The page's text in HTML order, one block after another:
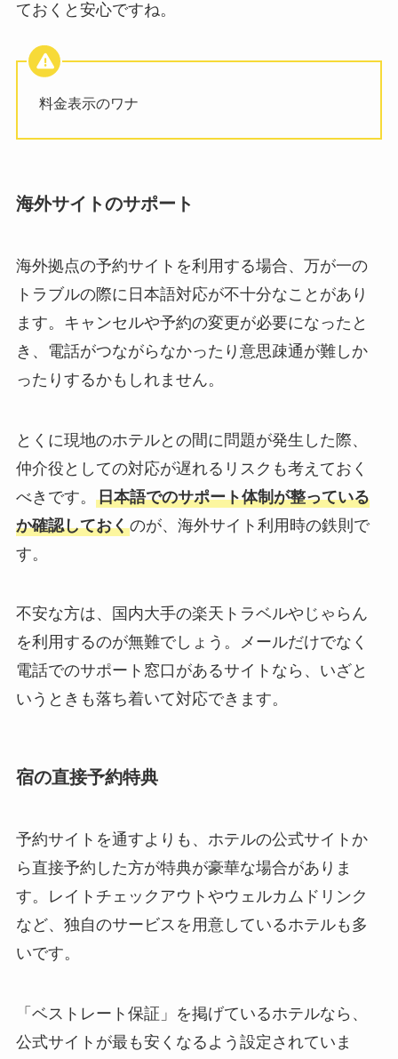
ておくと安心ですね。
料金表示のワナ
海外サイトのサポート
海外拠点の予約サイトを利用する場合、万が一の
トラブルの際に日本語対応が不十分なことがあり
ます。キャンセルや予約の変更が必要になったと
き、電話がつながらなかったり意思疎通が難しか
ったりするかもしれません。
とくに現地のホテルとの間に問題が発生した際、
仲介役としての対応が遅れるリスクも考えておく
べきです。 日本語でのサポート体制が整っている
か確認しておくのが、海外サイト利用時の鉄則で
す。
不安な方は、国内大手の楽天トラベルやじゃらん
を利用するのが無難でしょう。メールだけでなく
電話でのサポート窓口があるサイトなら、いざと
いうときも落ち着いて対応できます。
宿の直接予約特典
予約サイトを通すよりも、ホテルの公式サイトか
ら直接予約した方が特典が豪華な場合がありま
す。レイトチェックアウトやウェルカムドリンク
など、独自のサービスを用意しているホテルも多
いです。
「ベストレート保証」を掲げているホテルなら、
公式サイトが最も安くなるよう設定されていま